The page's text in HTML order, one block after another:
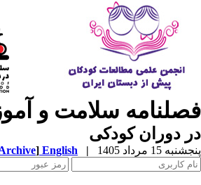
سلامت و
دوران کودکی
15 مرداد 1405 |
English
[Archive]